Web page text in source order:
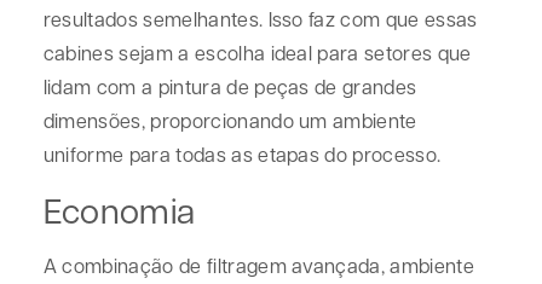
resultados semelhantes. Isso faz com que essas
cabines sejam a escolha ideal para setores que
lidam com a pintura de peças de grandes
dimensões, proporcionando um ambiente
uniforme para todas as etapas do processo.
Economia
A combinação de filtragem avançada, ambiente